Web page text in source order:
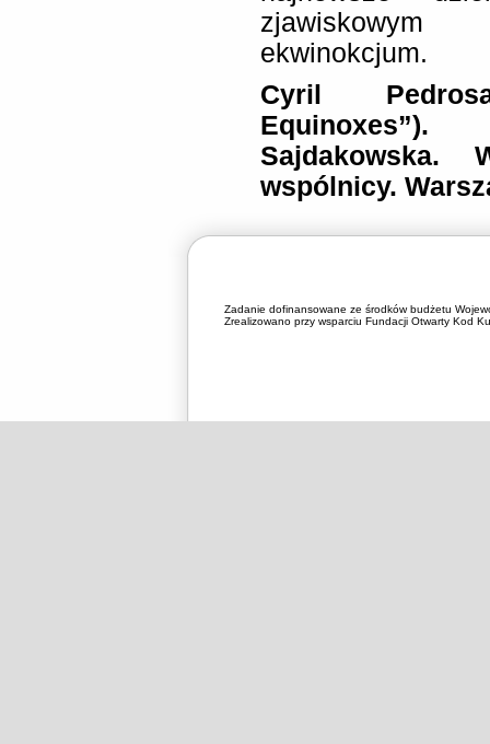
zjawiskowym
ekwinokcjum.
Cyril
Sajdakowska.
wspólnicy.
Zadanie dofinansowane ze środków budżetu
Zrealizowano przy wsparciu Fundacji Otwarty Kod